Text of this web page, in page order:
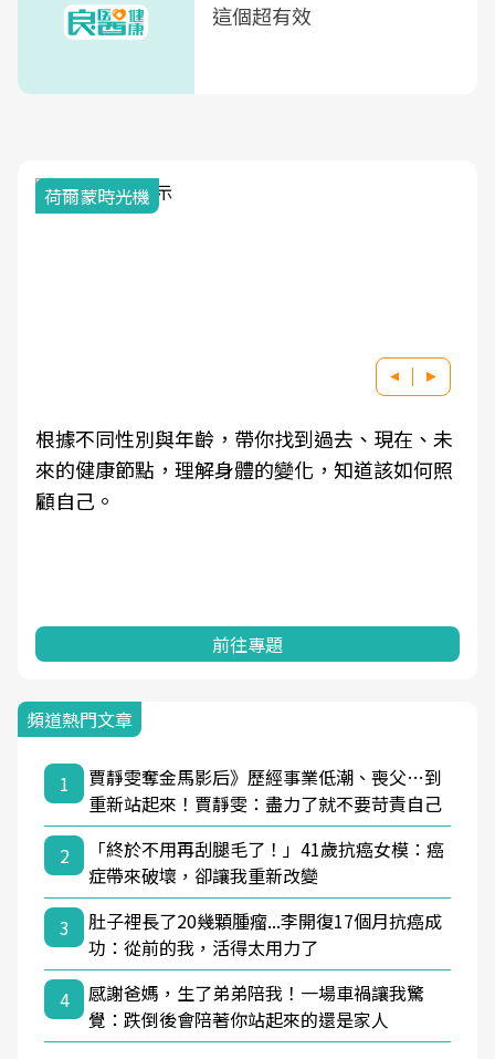
這個超有效
荷爾蒙時光機
根據不同性別與年齡，帶你找到過去、現在、未
來的健康節點，理解身體的變化，知道該如何照
顧自己。
前往專題
頻道熱門文章
1
賈靜雯奪金馬影后》歷經事業低潮、喪父…到
重新站起來！賈靜雯：盡力了就不要苛責自己
2
「終於不用再刮腿毛了！」41歲抗癌女模：癌
症帶來破壞，卻讓我重新改變
3
肚子裡長了20幾顆腫瘤...李開復17個月抗癌成
功：從前的我，活得太用力了
4
感謝爸媽，生了弟弟陪我！一場車禍讓我驚
覺：跌倒後會陪著你站起來的還是家人